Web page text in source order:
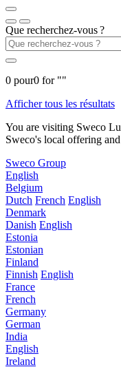
Que recherchez-vous ?
0 pour0 for ""
Afficher tous les résultats
You are visiting Sweco
Sweco's local offering and
Sweco Group
English
Belgium
Dutch French English
Denmark
Danish English
Estonia
Estonian
Finland
Finnish English
France
French
Germany
German
India
English
Ireland